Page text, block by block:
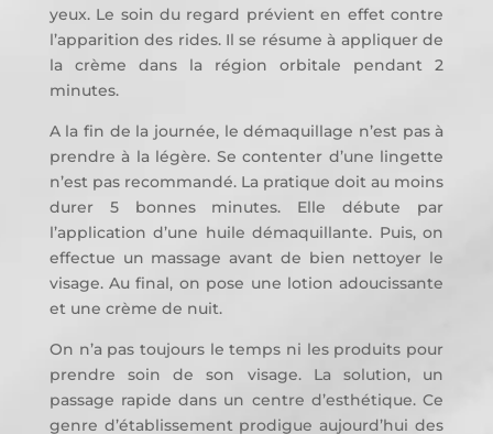
yeux. Le soin du regard prévient en effet contre
l’apparition des rides. Il se résume à appliquer de
la crème dans la région orbitale pendant 2
minutes.
A la fin de la journée, le démaquillage n’est pas à
prendre à la légère. Se contenter d’une lingette
n’est pas recommandé. La pratique doit au moins
durer 5 bonnes minutes. Elle débute par
l’application d’une huile démaquillante. Puis, on
effectue un massage avant de bien nettoyer le
visage. Au final, on pose une lotion adoucissante
et une crème de nuit.
On n’a pas toujours le temps ni les produits pour
prendre soin de son visage. La solution, un
passage rapide dans un centre d’esthétique. Ce
genre d’établissement prodigue aujourd’hui des